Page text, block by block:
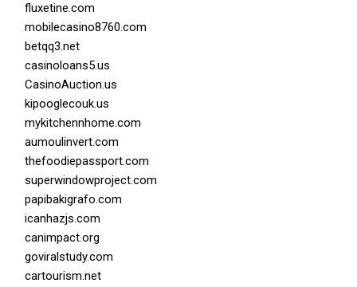
fluxetine.com
mobilecasino8760.com
betqq3.net
casinoloans5.us
CasinoAuction.us
kipooglecouk.us
mykitchennhome.com
aumoulinvert.com
thefoodiepassport.com
superwindowproject.com
papibakigrafo.com
icanhazjs.com
canimpact.org
goviralstudy.com
cartourism.net